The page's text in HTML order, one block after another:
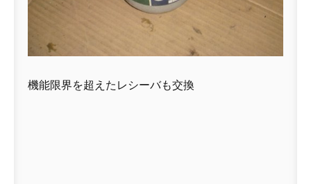
機能限界を超えたレシーバも交換